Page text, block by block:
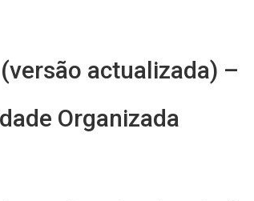
actualizada) –
Organizada